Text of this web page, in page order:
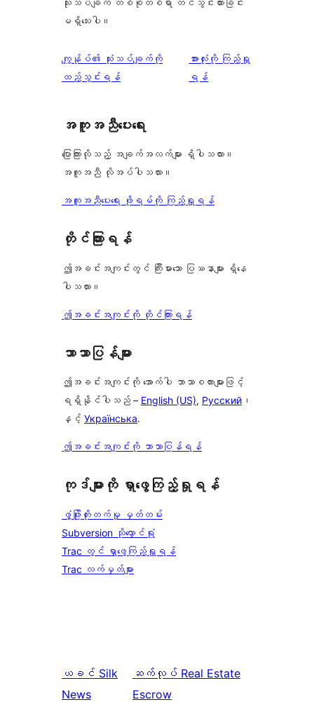
မရှိသေးပါ။
ကျွန်ုပ်၏ သုံးသပ်ချက်ကို
ထည့်သွင်းရန်
သုံးသပ်
ချက်
အားလုံးကို ကြည့်ရှု
ရန်
အကူအညီပေးရေး
ပြောကြားလိုသည့် အချက်အလက်များ ရှိပါသလား။
အကူအညီ လိုအပ်ပါသလား။
အကူအညီပေးရေး ဖိုရမ်ကို ကြည့်ရှုရန်
တိုင်ကြားရန်
ဤအခင်းအကျင်းတွင် ကြီးမားသော ပြဿနာများ ရှိနေ
ပါသလား။
ဤအခင်းအကျင်းကို တိုင်ကြားရန်
ဘာသာပြန်များ
ဤအခင်းအကျင်းကို အောက်ပါ ဘာသာစကားများဖြင့်
ရရှိနိုင်ပါသည် – English (US), Русский ၊
နှင့် Українська.
ဤအခင်းအကျင်းကို ဘာသာပြန်ရန်
ကုဒ်များကို ရှာဖွေကြည့်ရှုရန်
ဖွံ့ဖြိုးတိုးတက်မှု မှတ်တမ်း
Subversion သိုလှောင်ရုံ
Trac တွင် ရှာဖွေကြည့်ရှုရန်
Trac လက်မှတ်များ
ယခင် Silk
News
ဆက်လုပ် Real Estate
Escrow